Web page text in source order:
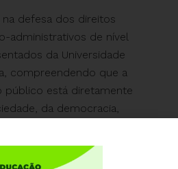
na defesa dos direitos
administrativos de nível
da Universidade
compreendendo que a
público está diretamente
da democracia,
de uma
trabalhadores e